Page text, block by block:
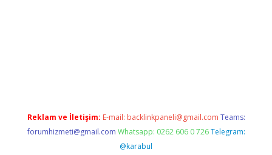
Reklam ve İletişim: E-mail: backlinkpaneli@gmail.com Teams:
forumhizmeti@gmail.com Whatsapp: 0262 606 0 726 Telegram:
@karabul